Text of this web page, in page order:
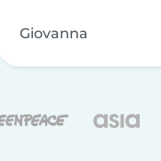
Giovanna